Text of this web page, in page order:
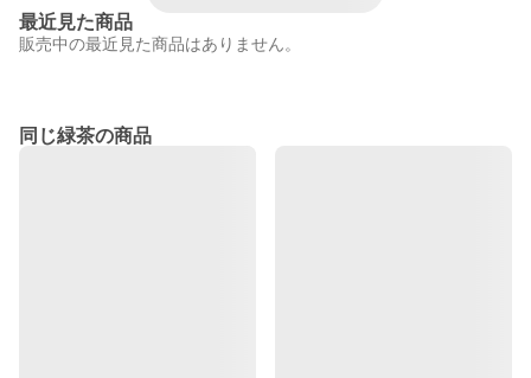
最近見た商品
販売中の最近見た商品はありません。
同じ緑茶の商品